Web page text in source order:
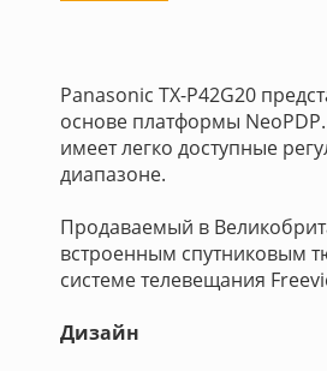
Panasonic TX-P42G20
основе платформы
имеет легко доступные
диапазоне.
Продаваемый в
встроенным спутниковым
системе телевещания
Дизайн